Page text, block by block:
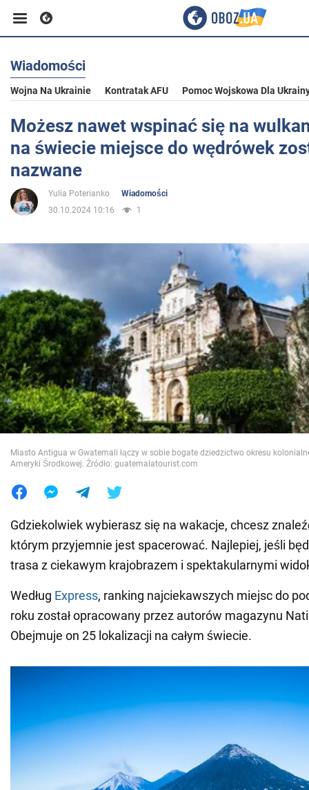
Biznes
Sport
Życie
Polityka
Społeczeństwo
Wojna na Ukrainie
Świat
Jedzenie
Wiadomości
Wojna Na Ukrainie Kontratak AFU Pomoc Wojskowa Dla
Możesz nawet wspinać się na
na świecie miejsce do wędrówek
nazwane
Yulia Poterianko
Wiadomości
30.10.2024 10:16
1
Miasto Antigua w Gwatemali łączy w sobie bogate dziedzictwo okresu
Ameryki Środkowej. Źródło: guatemalatourist.com
Gdziekolwiek wybierasz się na wakacje, chcesz
którym przyjemnie jest spacerować. Najlepiej, jeśli
trasa z ciekawym krajobrazem i spektakularnymi
Według Express, ranking najciekawszych miejsc do
roku został opracowany przez autorów magazynu
Obejmuje on 25 lokalizacji na całym świecie.